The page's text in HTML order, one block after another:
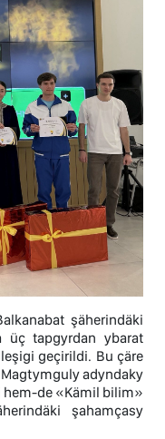
şäherindäki
üç tapgyrdan ybarat
geçirildi. Bu çäre
adyndaky
hem-de «Kämil bilim»
şahamçasy